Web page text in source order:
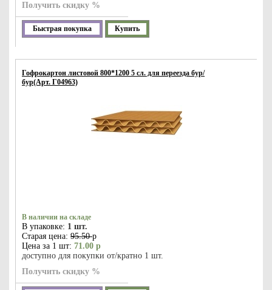
Получить скидку %
Быстрая покупка Купить
Гофрокартон листовой 800*1200 5 сл. для переезда бур/
бур(Арт. Г04963)
В наличии на складе
В упаковке: 1 шт.
Старая цена: 95.50р
Цена за 1 шт: 71.00 р
доступно для покупки от/кратно 1 шт.
Получить скидку %